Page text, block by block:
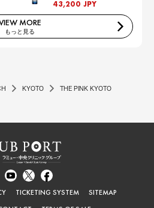
43,200 JPY
MORE
もっと見る
KYOTO
THE PINK KYOTO
TICKETING SYSTEM
SITEMAP